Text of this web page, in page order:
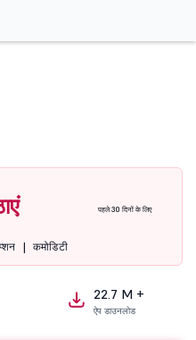
पहले 30 दिनों के लिए
| कमोडिटी
22.7 M +
ऐप डाउनलोड